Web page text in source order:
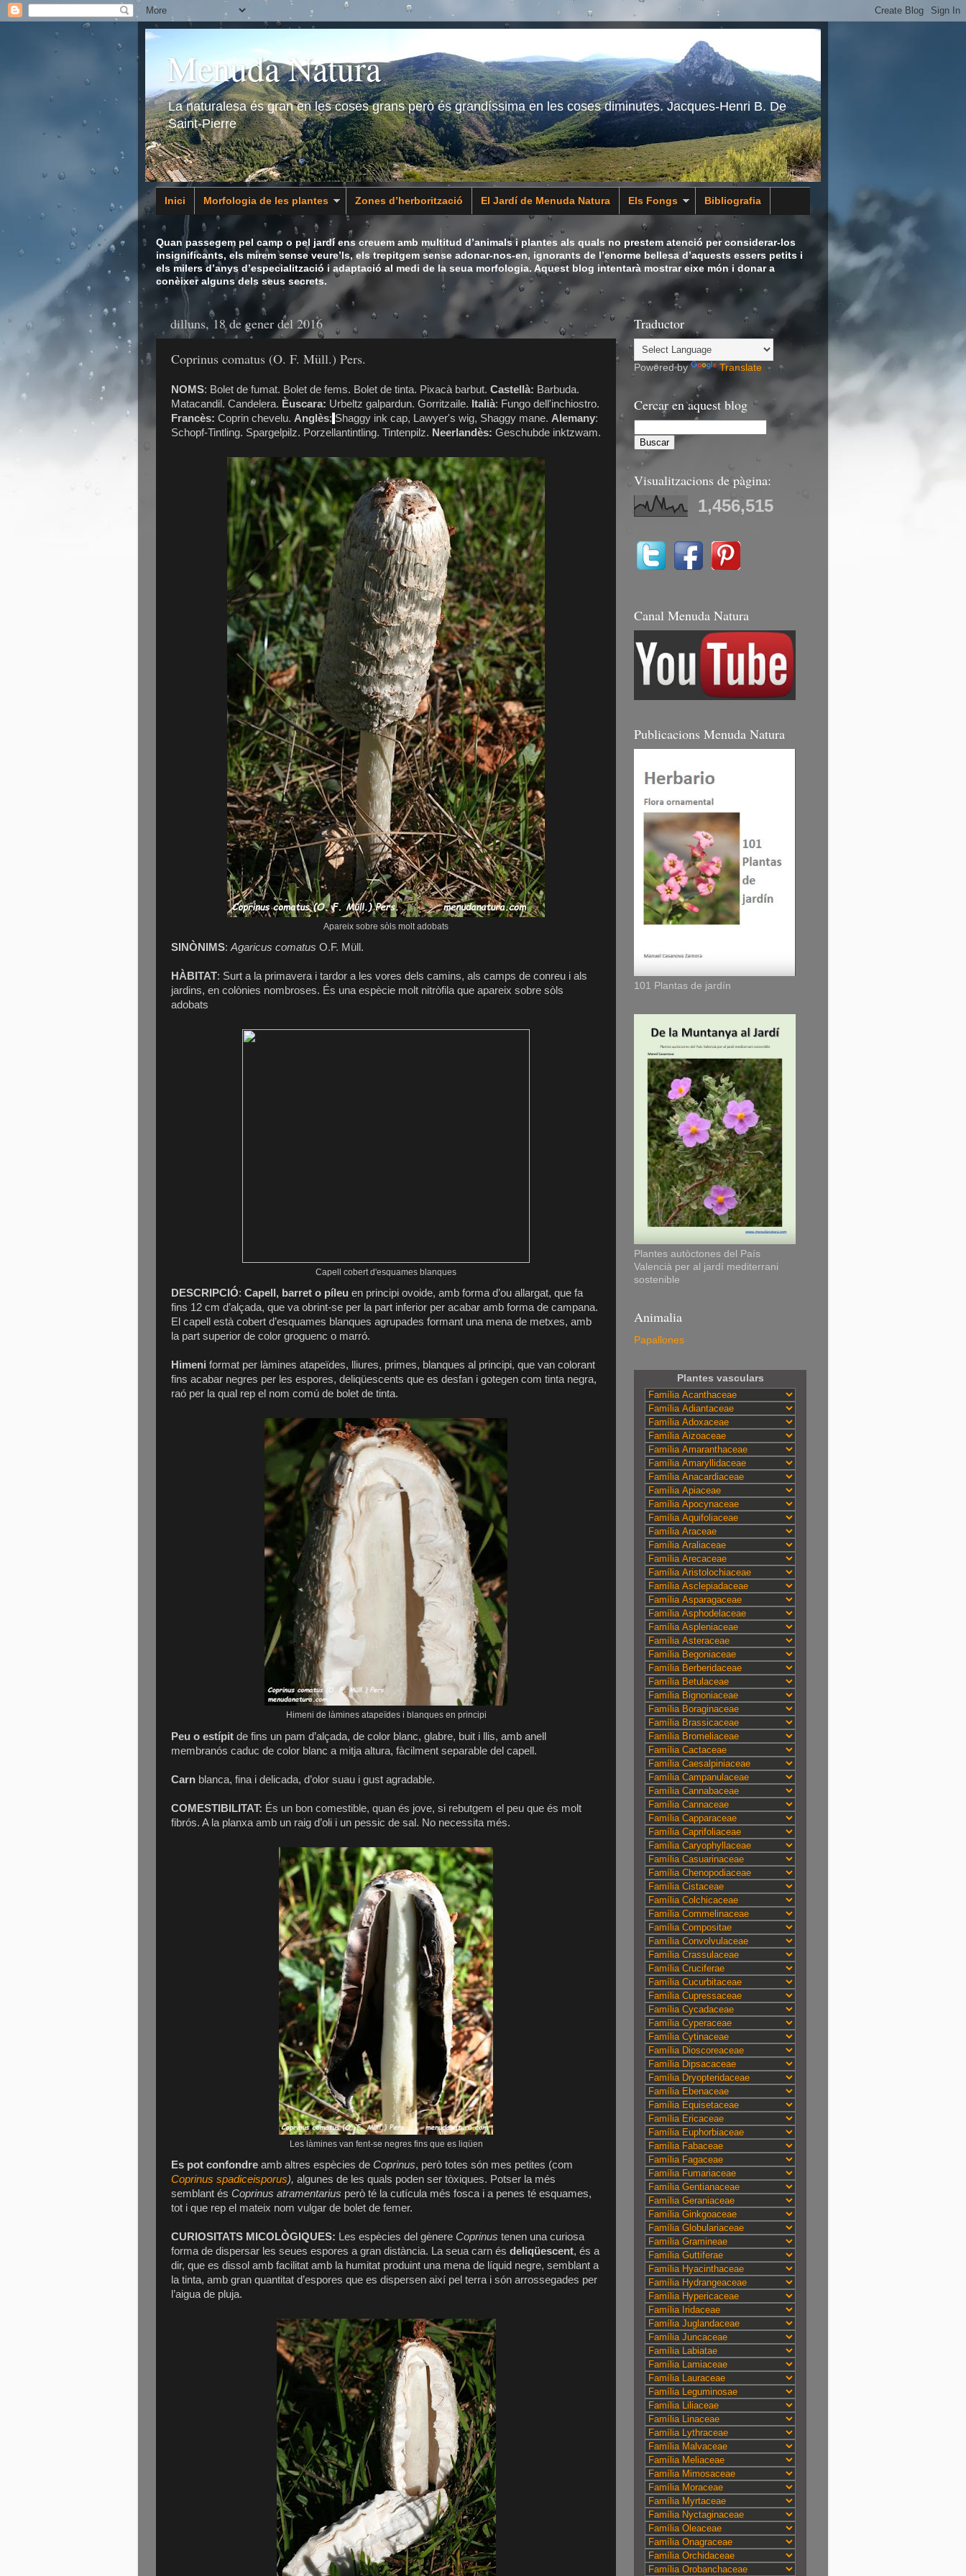
Menuda Natura
La naturalesa és gran en les coses grans però és grandíssima en les coses diminutes. Jacques-Henri B. De
Saint-Pierre
Inici Morfologia de les plantes Zones d’herborització El Jardí de Menuda Natura Els Fongs Bibliografia
Animalia
Quan passegem pel camp o pel jardí ens creuem amb multitud d’animals i plantes als quals no prestem atenció per considerar-los
insignificants, els mirem sense veure’ls, els trepitgem sense adonar-nos-en, ignorants de l’enorme bellesa d’aquests essers petits i
els milers d’anys d’especialització i adaptació al medi de la seua morfologia. Aquest blog intentarà mostrar eixe món i donar a
conèixer alguns dels seus secrets.
dilluns, 18 de gener del 2016
Coprinus comatus (O. F. Müll.) Pers.
NOMS: Bolet de fumat. Bolet de fems. Bolet de tinta. Pixacà barbut. Castellà: Barbuda.
Matacandil. Candelera. Èuscara: Urbeltz galpardun. Gorritzaile. Italià: Fungo dell'inchiostro.
Francès: Coprin chevelu. Anglès: Shaggy ink cap, Lawyer's wig, Shaggy mane. Alemany:
Schopf-Tintling. Spargelpilz. Porzellantintling. Tintenpilz. Neerlandès: Geschubde inktzwam.
Apareix sobre sòls molt adobats
SINÒNIMS: Agaricus comatus O.F. Müll.
HÀBITAT: Surt a la primavera i tardor a les vores dels camins, als camps de conreu i als
jardins, en colònies nombroses. És una espècie molt nitròfila que apareix sobre sòls
adobats
Capell cobert d'esquames blanques
DESCRIPCIÓ: Capell, barret o píleu en principi ovoide, amb forma d’ou allargat, que fa
fins 12 cm d’alçada, que va obrint-se per la part inferior per acabar amb forma de campana.
El capell està cobert d’esquames blanques agrupades formant una mena de metxes, amb
la part superior de color groguenc o marró.
Himeni format per làmines atapeïdes, lliures, primes, blanques al principi, que van colorant
fins acabar negres per les espores, deliqüescents que es desfan i gotegen com tinta negra,
raó per la qual rep el nom comú de bolet de tinta.
Himeni de làmines atapeïdes i blanques en principi
Peu o estípit de fins un pam d’alçada, de color blanc, glabre, buit i llis, amb anell
membranós caduc de color blanc a mitja altura, fàcilment separable del capell.
Carn blanca, fina i delicada, d’olor suau i gust agradable.
COMESTIBILITAT: És un bon comestible, quan és jove, si rebutgem el peu que és molt
fibrós. A la planxa amb un raig d’oli i un pessic de sal. No necessita més.
Les làmines van fent-se negres fins que es liqüen
Es pot confondre amb altres espècies de Coprinus, però totes són mes petites (com
Coprinus spadiceisporus), algunes de les quals poden ser tòxiques. Potser la més
semblant és Coprinus atramentarius però té la cutícula més fosca i a penes té esquames,
tot i que rep el mateix nom vulgar de bolet de femer.
CURIOSITATS MICOLÒGIQUES: Les espècies del gènere Coprinus tenen una curiosa
forma de dispersar les seues espores a gran distància. La seua carn és deliqüescent, és a
dir, que es dissol amb facilitat amb la humitat produint una mena de líquid negre, semblant a
la tinta, amb gran quantitat d’espores que es dispersen així pel terra i són arrossegades per
l’aigua de pluja.
Traductor
Powered by Translate
Cercar en aquest blog
Visualitzacions de pàgina:
1,456,515
Canal Menuda Natura
Publicacions Menuda Natura
101 Plantas de jardín
Plantes autòctones del País
Valencià per al jardí mediterrani
sostenible
Animalia
Papallones
Plantes vasculars